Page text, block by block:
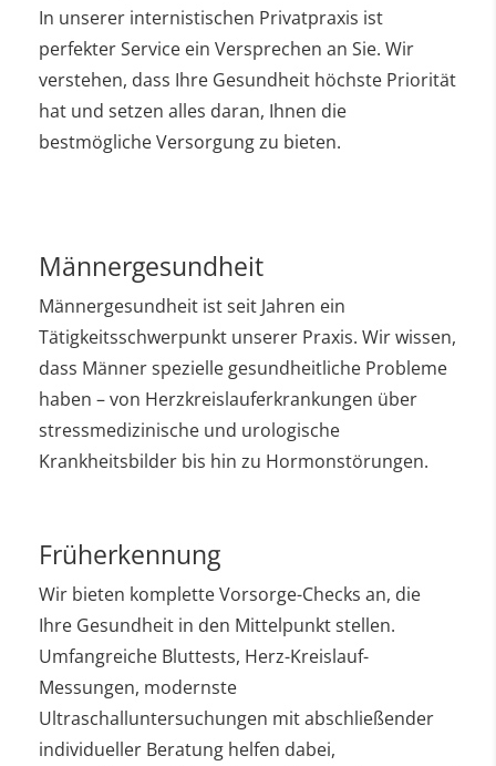
In unserer internistischen Privatpraxis ist
perfekter Service ein Versprechen an Sie. Wir
verstehen, dass Ihre Gesundheit höchste Priorität
hat und setzen alles daran, Ihnen die
bestmögliche Versorgung zu bieten.
Männergesundheit
Männergesundheit ist seit Jahren ein
Tätigkeitsschwerpunkt unserer Praxis. Wir wissen,
dass Männer spezielle gesundheitliche Probleme
haben – von Herzkreislauferkrankungen über
stressmedizinische und urologische
Krankheitsbilder bis hin zu Hormonstörungen.
Früherkennung
Wir bieten komplette Vorsorge-Checks an, die
Ihre Gesundheit in den Mittelpunkt stellen.
Umfangreiche Bluttests, Herz-Kreislauf-
Messungen, modernste
Ultraschalluntersuchungen mit abschließender
individueller Beratung helfen dabei,